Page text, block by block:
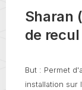
Sharan
de
But : Permet
installation sur